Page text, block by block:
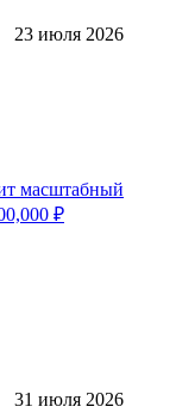
23 июля 2026
масштабный
₽
31 июля 2026